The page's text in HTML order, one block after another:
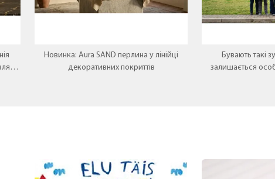
Новинка: Aura SAND перлина у лінійці
декоративних покриттів
Бувають такі
залишається